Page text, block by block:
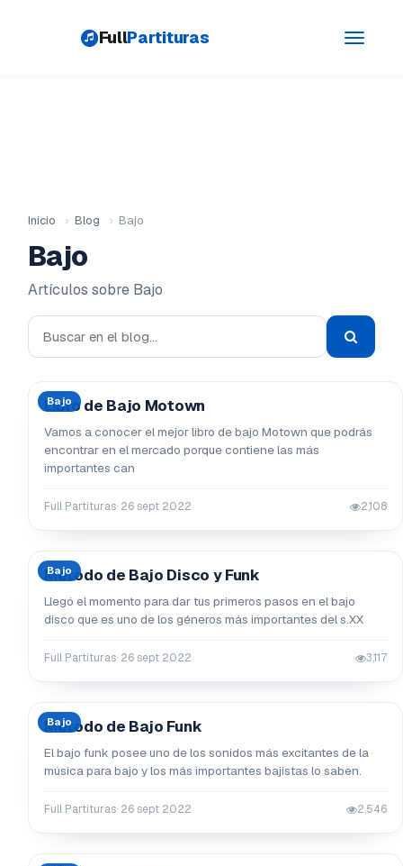
Toggle
FullPartituras
Inicio › Blog › Bajo
Bajo
Artículos sobre Bajo
Bajo
Libro de Bajo Motown
Vamos a conocer el mejor libro de bajo Motown que podrás
encontrar en el mercado porque contiene las más
importantes can
Full Partituras· 26 sept 2022 2,108
Bajo
Método de Bajo Disco y Funk
Llegó el momento para dar tus primeros pasos en el bajo
disco que es uno de los géneros más importantes del s.XX
Full Partituras· 26 sept 2022 3,117
Bajo
Método de Bajo Funk
El bajo funk posee uno de los sonidos más excitantes de la
música para bajo y los más importantes bajistas lo saben.
Full Partituras· 26 sept 2022 2,546